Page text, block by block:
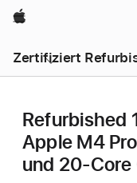
Apple
Zertifiziert
Refurbished
Apple M4
und 20‑Core